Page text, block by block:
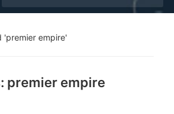
'premier empire'
premier empire